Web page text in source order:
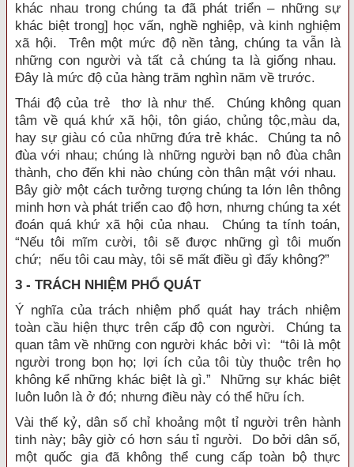
khác nhau trong chúng ta đã phát triển – những sự
khác biệt trong] học vấn, nghề nghiệp, và kinh nghiệm
xã hội. Trên một mức độ nền tảng, chúng ta vẫn là
những con người và tất cả chúng ta là giống nhau.
Đây là mức độ của hàng trăm nghìn năm về trước.
Thái độ của trẻ thơ là như thế. Chúng không quan
tâm về quá khứ xã hội, tôn giáo, chủng tộc,màu da,
hay sự giàu có của những đứa trẻ khác. Chúng ta nô
đùa với nhau; chúng là những người bạn nô đùa chân
thành, cho đến khi nào chúng còn thân mật với nhau.
Bây giờ một cách tưởng tượng chúng ta lớn lên thông
minh hơn và phát triển cao độ hơn, nhưng chúng ta xét
đoán quá khứ xã hội của nhau. Chúng ta tính toán,
“Nếu tôi mĩm cười, tôi sẽ được những gì tôi muốn
chứ; nếu tôi cau mày, tôi sẽ mất điều gì đấy không?”
3 - TRÁCH NHIỆM PHỔ QUÁT
Ý nghĩa của trách nhiệm phổ quát hay trách nhiệm
toàn cầu hiện thực trên cấp độ con người. Chúng ta
quan tâm về những con người khác bởi vì: “tôi là một
người trong bọn họ; lợi ích của tôi tùy thuộc trên họ
không kể những khác biệt là gì.” Những sự khác biệt
luôn luôn là ở đó; nhưng điều này có thể hữu ích.
Vài thế kỷ, dân số chỉ khoảng một tỉ người trên hành
tinh này; bây giờ có hơn sáu tỉ người. Do bởi dân số,
một quốc gia đã không thể cung cấp toàn bộ thực